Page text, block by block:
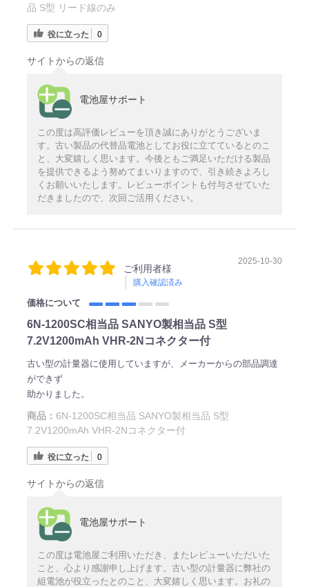
品 S型 リード線のみ
役に立った 0
サイトからの返信
電池屋サポート
この度は高評価レビューを頂き誠にありがとうございま
す。古い製品の代替品電池としてお役に立てているとのこ
と、大変嬉しく思います。今後ともご満足いただける製品
を提供できるよう努めてまいりますので、引き続きよろし
くお願いいたします。レビューポイントも付与させていた
だきましたので、次回ご活用ください。
ご利用者様
購入確認済み
2025-10-30
価格について
6N-1200SC相当品 SANYO製相当品 S型
7.2V1200mAh VHR-2Nコネクター付
古い型の計量器に使用していますが、メーカーからの部品調達
ができず
助かりました。
商品： 6N-1200SC相当品 SANYO製相当品 S型
7.2V1200mAh VHR-2Nコネクター付
役に立った 0
サイトからの返信
電池屋サポート
この度は電池屋ご利用いただき、またレビューいただいた
こと、心より感謝申し上げます。古い型の計量器に弊社の
組電池が役立ったとのこと、大変嬉しく思います。お礼の